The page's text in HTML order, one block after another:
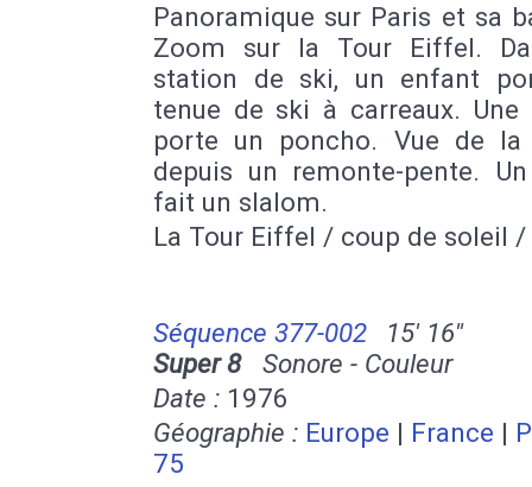
Panoramique sur Paris et sa
Zoom sur la Tour Eiffel.
station de ski, un enfant
tenue de ski à carreaux. Une
porte un poncho. Vue de la
depuis un remonte-pente.
fait un slalom.
La Tour Eiffel / coup de soleil /
Séquence 377-002
15' 16''
Super 8Sonore - Couleur
Date : 1976
Géographie : Europe | France |
75